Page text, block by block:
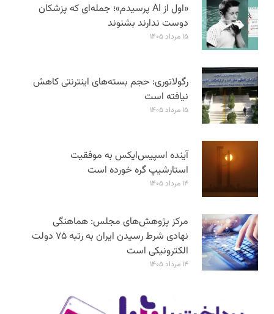
«اول از AI پرسیدم»؛ جمله‌ای که پزشکان
دوست ندارند بشنوند
۱۵ مرداد ۱۴۰۵
رگولاتوری: حجم بسته‌های اینترنتی کاهش
نیافته است
۱۵ مرداد ۱۴۰۵
آینده اسپیس‌ایکس به موفقیت
استارشیپ گره خورده است
۱۴ مرداد ۱۴۰۵
مرکز پژوهش‌های مجلس: هماهنگی
نهادی شرط رسیدن ایران به رتبه ۷۵ دولت
الکترونیکی است
۱۴ مرداد ۱۴۰۵